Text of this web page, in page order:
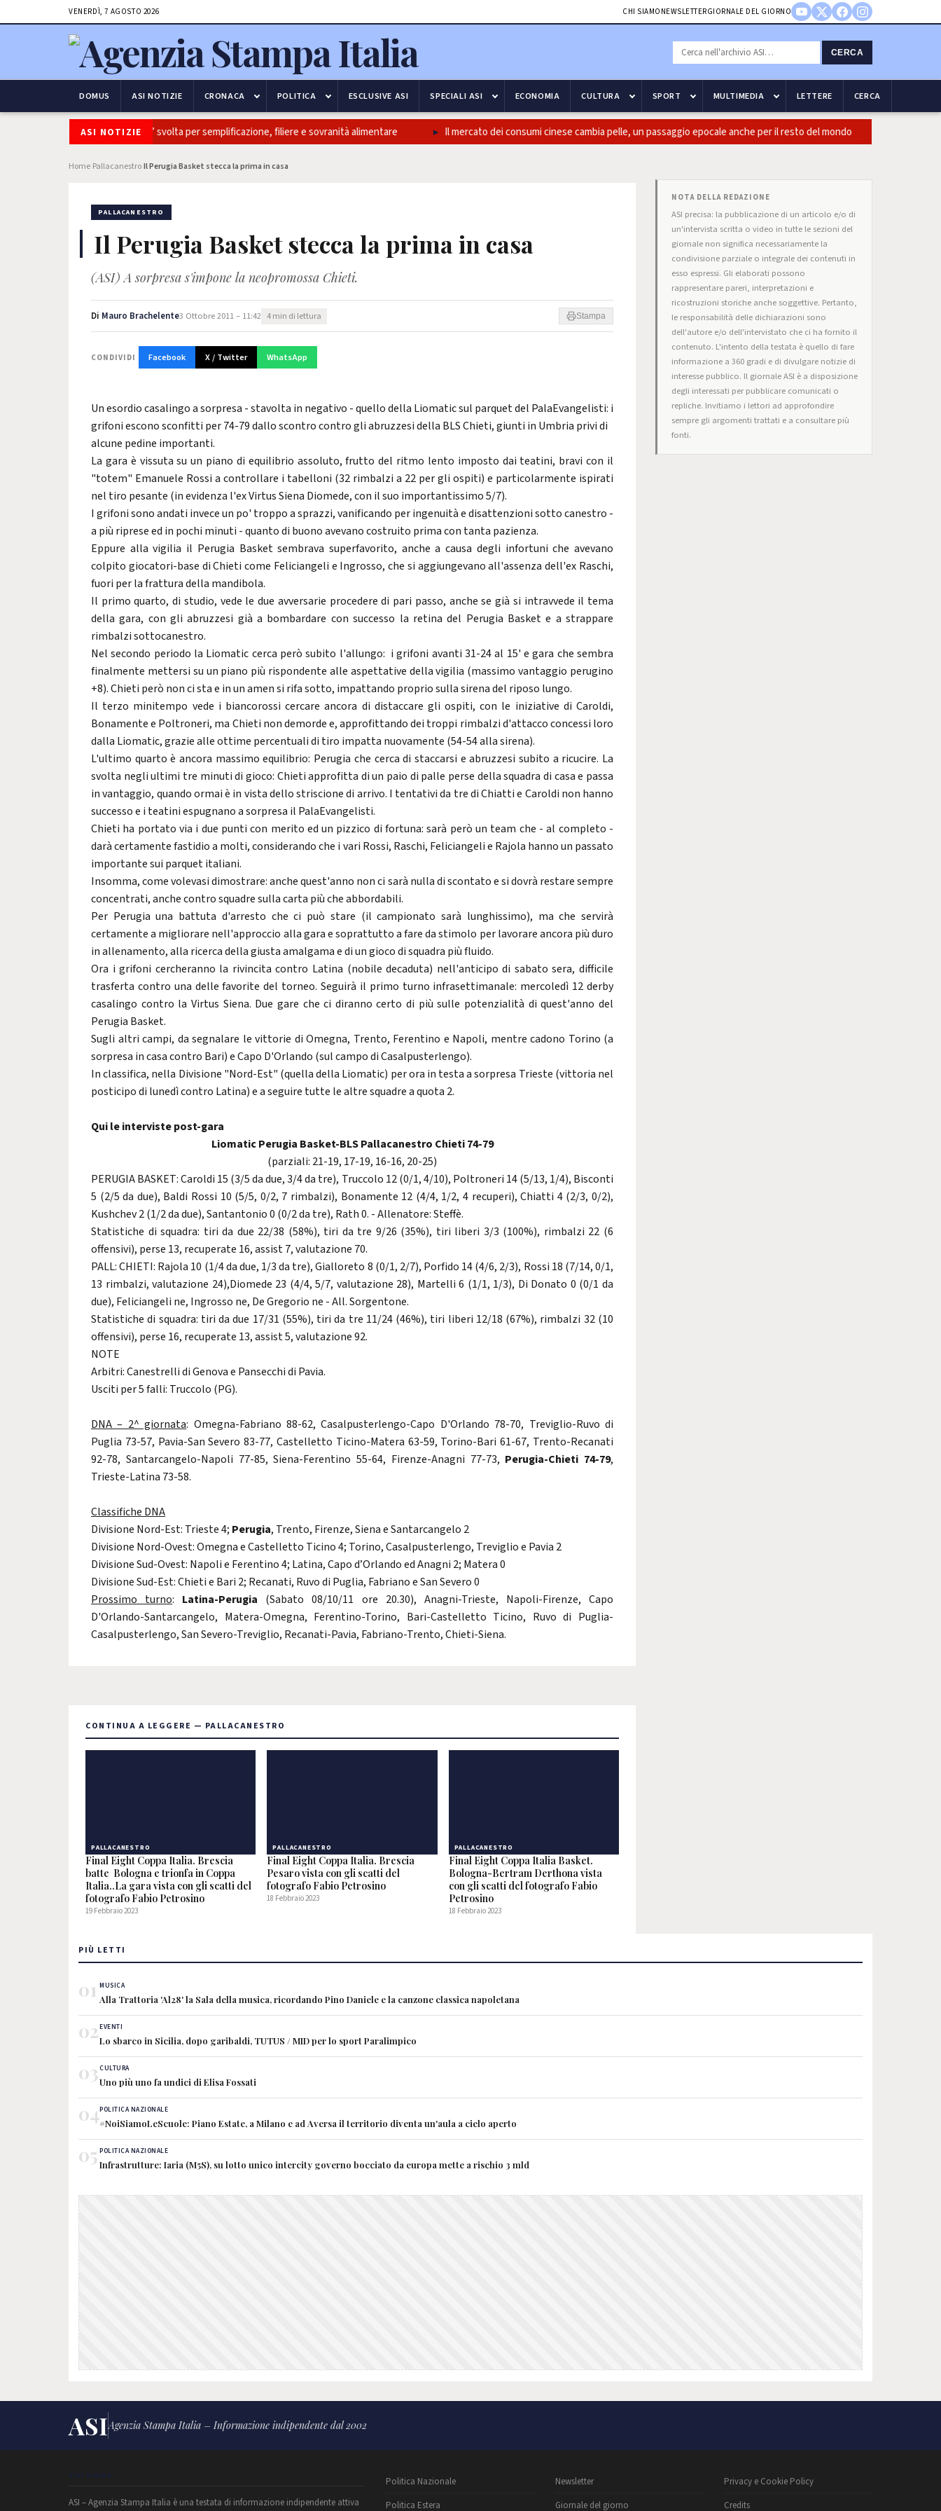
VENERDÌ, 7 AGOSTO 2026 CHI SIAMO NEWSLETTERGIORNALE DEL GIORNO
CERCA
DOMUS ASI NOTIZIE CRONACA POLITICA ESCLUSIVE ASI SPECIALI ASI ECONOMIA CULTURA SPORT MULTIMEDIA LETTERE CERCA
ASI NOTIZIE
Coldiretti, ok Camera e’ svolta per semplificazione, filiere e sovranità alimentare Il mercato dei consumi cinese cambia pelle, un passaggio epocale anche per il resto del mondo
Home PallacanestroIl Perugia Basket stecca la prima in casa
PALLACANESTRO
Il Perugia Basket stecca la prima in casa
(ASI) A sorpresa s'impone la neopromossa Chieti.
Di Mauro Brachelente3 Ottobre 2011 – 11:42 4 min di lettura Stampa
CONDIVIDI Facebook X / Twitter WhatsApp
Un esordio casalingo a sorpresa - stavolta in negativo - quello della Liomatic sul parquet del PalaEvangelisti: i
grifoni escono sconfitti per 74-79 dallo scontro contro gli abruzzesi della BLS Chieti, giunti in Umbria privi di
alcune pedine importanti.
La gara è vissuta su un piano di equilibrio assoluto, frutto del ritmo lento imposto dai teatini, bravi con il
"totem" Emanuele Rossi a controllare i tabelloni (32 rimbalzi a 22 per gli ospiti) e particolarmente ispirati
nel tiro pesante (in evidenza l'ex Virtus Siena Diomede, con il suo importantissimo 5/7).
I grifoni sono andati invece un po' troppo a sprazzi, vanificando per ingenuità e disattenzioni sotto canestro -
a più riprese ed in pochi minuti - quanto di buono avevano costruito prima con tanta pazienza.
Eppure alla vigilia il Perugia Basket sembrava superfavorito, anche a causa degli infortuni che avevano
colpito giocatori-base di Chieti come Feliciangeli e Ingrosso, che si aggiungevano all'assenza dell'ex Raschi,
fuori per la frattura della mandibola.
Il primo quarto, di studio, vede le due avversarie procedere di pari passo, anche se già si intravvede il tema
della gara, con gli abruzzesi già a bombardare con successo la retina del Perugia Basket e a strappare
rimbalzi sottocanestro.
Nel secondo periodo la Liomatic cerca però subito l'allungo: i grifoni avanti 31-24 al 15' e gara che sembra
finalmente mettersi su un piano più rispondente alle aspettative della vigilia (massimo vantaggio perugino
+8). Chieti però non ci sta e in un amen si rifa sotto, impattando proprio sulla sirena del riposo lungo.
Il terzo minitempo vede i biancorossi cercare ancora di distaccare gli ospiti, con le iniziative di Caroldi,
Bonamente e Poltroneri, ma Chieti non demorde e, approfittando dei troppi rimbalzi d'attacco concessi loro
dalla Liomatic, grazie alle ottime percentuali di tiro impatta nuovamente (54-54 alla sirena).
L'ultimo quarto è ancora massimo equilibrio: Perugia che cerca di staccarsi e abruzzesi subito a ricucire. La
svolta negli ultimi tre minuti di gioco: Chieti approfitta di un paio di palle perse della squadra di casa e passa
in vantaggio, quando ormai è in vista dello striscione di arrivo. I tentativi da tre di Chiatti e Caroldi non hanno
successo e i teatini espugnano a sorpresa il PalaEvangelisti.
Chieti ha portato via i due punti con merito ed un pizzico di fortuna: sarà però un team che - al completo -
darà certamente fastidio a molti, considerando che i vari Rossi, Raschi, Feliciangeli e Rajola hanno un passato
importante sui parquet italiani.
Insomma, come volevasi dimostrare: anche quest'anno non ci sarà nulla di scontato e si dovrà restare sempre
concentrati, anche contro squadre sulla carta più che abbordabili.
Per Perugia una battuta d'arresto che ci può stare (il campionato sarà lunghissimo), ma che servirà
certamente a migliorare nell'approccio alla gara e soprattutto a fare da stimolo per lavorare ancora più duro
in allenamento, alla ricerca della giusta amalgama e di un gioco di squadra più fluido.
Ora i grifoni cercheranno la rivincita contro Latina (nobile decaduta) nell'anticipo di sabato sera, difficile
trasferta contro una delle favorite del torneo. Seguirà il primo turno infrasettimanale: mercoledì 12 derby
casalingo contro la Virtus Siena. Due gare che ci diranno certo di più sulle potenzialità di quest'anno del
Perugia Basket.
Sugli altri campi, da segnalare le vittorie di Omegna, Trento, Ferentino e Napoli, mentre cadono Torino (a
sorpresa in casa contro Bari) e Capo D'Orlando (sul campo di Casalpusterlengo).
In classifica, nella Divisione "Nord-Est" (quella della Liomatic) per ora in testa a sorpresa Trieste (vittoria nel
posticipo di lunedì contro Latina) e a seguire tutte le altre squadre a quota 2.
Qui le interviste post-gara
Liomatic Perugia Basket-BLS Pallacanestro Chieti 74-79
(parziali: 21-19, 17-19, 16-16, 20-25)
PERUGIA BASKET: Caroldi 15 (3/5 da due, 3/4 da tre), Truccolo 12 (0/1, 4/10), Poltroneri 14 (5/13, 1/4), Bisconti
5 (2/5 da due), Baldi Rossi 10 (5/5, 0/2, 7 rimbalzi), Bonamente 12 (4/4, 1/2, 4 recuperi), Chiatti 4 (2/3, 0/2),
Kushchev 2 (1/2 da due), Santantonio 0 (0/2 da tre), Rath 0. - Allenatore: Steffè.
Statistiche di squadra: tiri da due 22/38 (58%), tiri da tre 9/26 (35%), tiri liberi 3/3 (100%), rimbalzi 22 (6
offensivi), perse 13, recuperate 16, assist 7, valutazione 70.
PALL: CHIETI: Rajola 10 (1/4 da due, 1/3 da tre), Gialloreto 8 (0/1, 2/7), Porfido 14 (4/6, 2/3), Rossi 18 (7/14, 0/1,
13 rimbalzi, valutazione 24),Diomede 23 (4/4, 5/7, valutazione 28), Martelli 6 (1/1, 1/3), Di Donato 0 (0/1 da
due), Feliciangeli ne, Ingrosso ne, De Gregorio ne - All. Sorgentone.
Statistiche di squadra: tiri da due 17/31 (55%), tiri da tre 11/24 (46%), tiri liberi 12/18 (67%), rimbalzi 32 (10
offensivi), perse 16, recuperate 13, assist 5, valutazione 92.
NOTE
Arbitri: Canestrelli di Genova e Pansecchi di Pavia.
Usciti per 5 falli: Truccolo (PG).
DNA – 2^ giornata: Omegna-Fabriano 88-62, Casalpusterlengo-Capo D'Orlando 78-70, Treviglio-Ruvo di
Puglia 73-57, Pavia-San Severo 83-77, Castelletto Ticino-Matera 63-59, Torino-Bari 61-67, Trento-Recanati
92-78, Santarcangelo-Napoli 77-85, Siena-Ferentino 55-64, Firenze-Anagni 77-73, Perugia-Chieti 74-79,
Trieste-Latina 73-58.
Classifiche DNA
Divisione Nord-Est: Trieste 4; Perugia, Trento, Firenze, Siena e Santarcangelo 2
Divisione Nord-Ovest: Omegna e Castelletto Ticino 4; Torino, Casalpusterlengo, Treviglio e Pavia 2
Divisione Sud-Ovest: Napoli e Ferentino 4; Latina, Capo d’Orlando ed Anagni 2; Matera 0
Divisione Sud-Est: Chieti e Bari 2; Recanati, Ruvo di Puglia, Fabriano e San Severo 0
Prossimo turno: Latina-Perugia (Sabato 08/10/11 ore 20.30), Anagni-Trieste, Napoli-Firenze, Capo
D'Orlando-Santarcangelo, Matera-Omegna, Ferentino-Torino, Bari-Castelletto Ticino, Ruvo di Puglia-
Casalpusterlengo, San Severo-Treviglio, Recanati-Pavia, Fabriano-Trento, Chieti-Siena.
NOTA DELLA REDAZIONE
ASI precisa: la pubblicazione di un articolo e/o di
un'intervista scritta o video in tutte le sezioni del
giornale non significa necessariamente la
condivisione parziale o integrale dei contenuti in
esso espressi. Gli elaborati possono
rappresentare pareri, interpretazioni e
ricostruzioni storiche anche soggettive. Pertanto,
le responsabilità delle dichiarazioni sono
dell'autore e/o dell'intervistato che ci ha fornito il
contenuto. L'intento della testata è quello di fare
informazione a 360 gradi e di divulgare notizie di
interesse pubblico. Il giornale ASI è a disposizione
degli interessati per pubblicare comunicati o
repliche. Invitiamo i lettori ad approfondire
sempre gli argomenti trattati e a consultare più
fonti.
CONTINUA A LEGGERE — PALLACANESTRO
PALLACANESTRO
Final Eight Coppa Italia. Brescia
batte Bologna e trionfa in Coppa
Italia..La gara vista con gli scatti del
fotografo Fabio Petrosino
19 Febbraio 2023
PALLACANESTRO
Final Eight Coppa Italia. Brescia
Pesaro vista con gli scatti del
fotografo Fabio Petrosino
18 Febbraio 2023
PALLACANESTRO
Final Eight Coppa Italia Basket.
Bologna-Bertram Derthona vista
con gli scatti del fotografo Fabio
Petrosino
18 Febbraio 2023
PIÙ LETTI
01 MUSICA
Alla Trattoria 'Al28' la Sala della musica, ricordando Pino Daniele e la canzone classica napoletana
02EVENTI
Lo sbarco in Sicilia, dopo garibaldi, TUTUS / MID per lo sport Paralimpico
03CULTURA
Uno più uno fa undici di Elisa Fossati
04POLITICA NAZIONALE
#NoiSiamoLeScuole: Piano Estate, a Milano e ad Aversa il territorio diventa un'aula a cielo aperto
05 POLITICA NAZIONALE
Infrastrutture: Iaria (M5S), su lotto unico intercity governo bocciato da europa mette a rischio 3 mld
ASIAgenzia Stampa Italia – Informazione indipendente dal 2002
CHI SIAMO
ASI – Agenzia Stampa Italia è una testata di informazione indipendente attiva
Politica Nazionale
Politica Estera
Newsletter
Giornale del giorno
Privacy e Cookie Policy
Credits